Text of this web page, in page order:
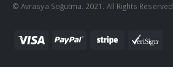
© Avrasya Soğutma. 2021. All Rights Reserved